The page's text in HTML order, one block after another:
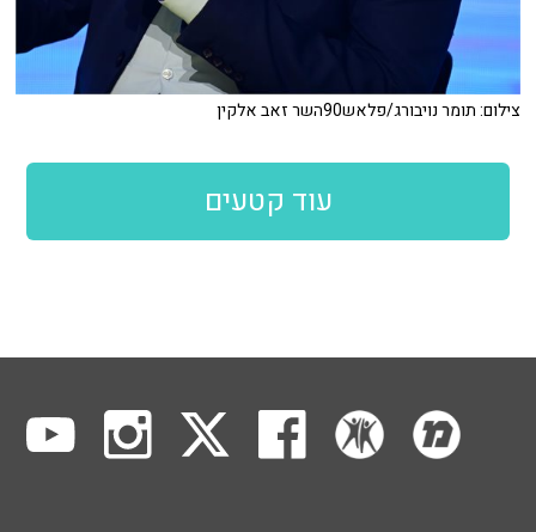
צילום: תומר נויבורג/פלאש90השר זאב אלקין
עוד קטעים